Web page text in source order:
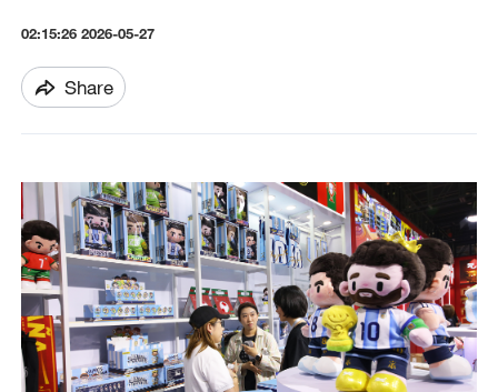
02:15:26 2026-05-27
Share